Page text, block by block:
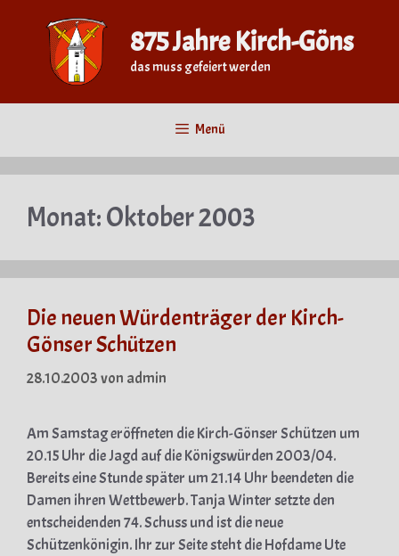
springen
875 Jahre Kirch-Göns
das muss gefeiert werden
Menü
Monat:Oktober 2003
Die neuen Würdenträger der Kirch-
Gönser Schützen
28.10.2003von admin
Am Samstag eröffneten die Kirch-Gönser Schützen um
20.15 Uhr die Jagd auf die Königswürden 2003/04.
Bereits eine Stunde später um 21.14 Uhr beendeten die
Damen ihren Wettbewerb. Tanja Winter setzte den
entscheidenden 74. Schuss und ist die neue
Schützenkönigin. Ihr zur Seite steht die Hofdame Ute